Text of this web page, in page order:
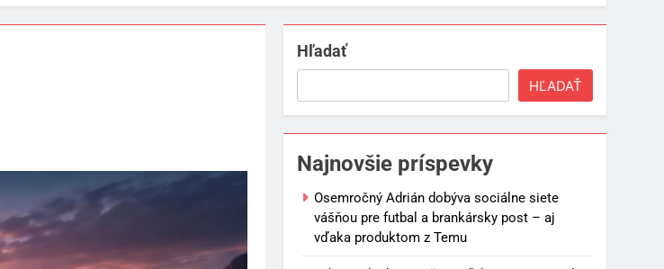
Hľadať
HĽADAŤ
Najnovšie príspevky
Osemročný Adrián dobýva sociálne siete
vášňou pre futbal a brankársky post – aj
vďaka produktom z Temu